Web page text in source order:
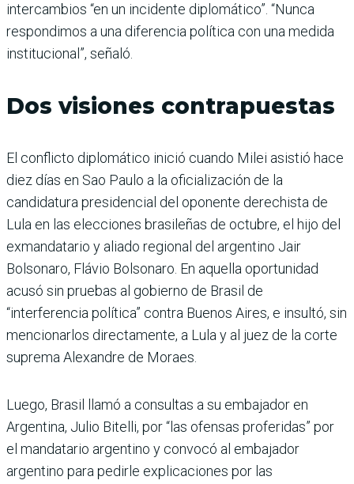
intercambios “en un incidente diplomático”. “Nunca
respondimos a una diferencia política con una medida
institucional”, señaló.
Dos visiones contrapuestas
El conflicto diplomático inició cuando Milei asistió hace
diez días en Sao Paulo a la oficialización de la
candidatura presidencial del oponente derechista de
Lula en las elecciones brasileñas de octubre, el hijo del
exmandatario y aliado regional del argentino Jair
Bolsonaro, Flávio Bolsonaro. En aquella oportunidad
acusó sin pruebas al gobierno de Brasil de
“interferencia política” contra Buenos Aires, e insultó, sin
mencionarlos directamente, a Lula y al juez de la corte
suprema Alexandre de Moraes.
Luego, Brasil llamó a consultas a su embajador en
Argentina, Julio Bitelli, por “las ofensas proferidas” por
el mandatario argentino y convocó al embajador
argentino para pedirle explicaciones por las